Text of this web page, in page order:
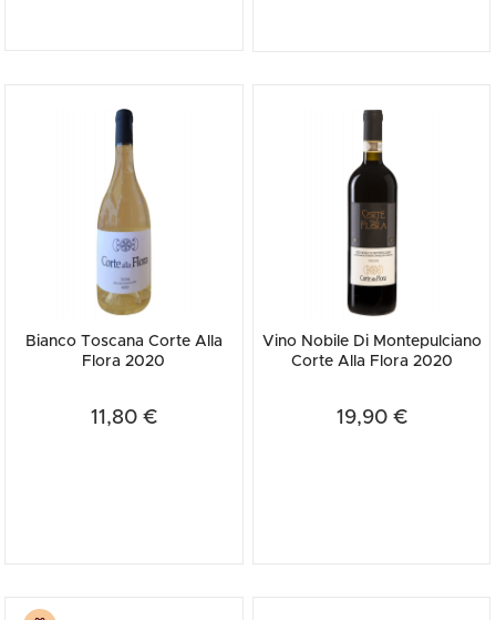
offrire vini portatori di grandi emozioni.
Bianco Toscana Corte Alla
Flora 2020
11,80 €
Vino Nobile Di Montepulciano
Corte Alla Flora 2020
19,90 €